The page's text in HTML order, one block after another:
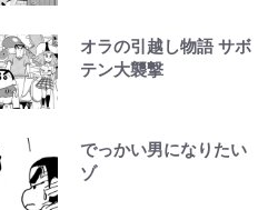
ファンも感動
イレーン編」だけじゃ
ない…ライト層なら驚
オラの引越し物語 サボ
テン大襲撃
でっかい男になりたい
ゾ